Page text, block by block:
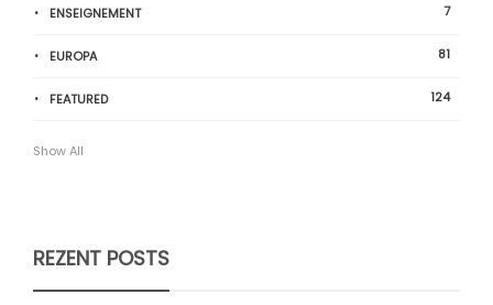
ENSEIGNEMENT 7
EUROPA 81
FEATURED 124
Show All
REZENT POSTS